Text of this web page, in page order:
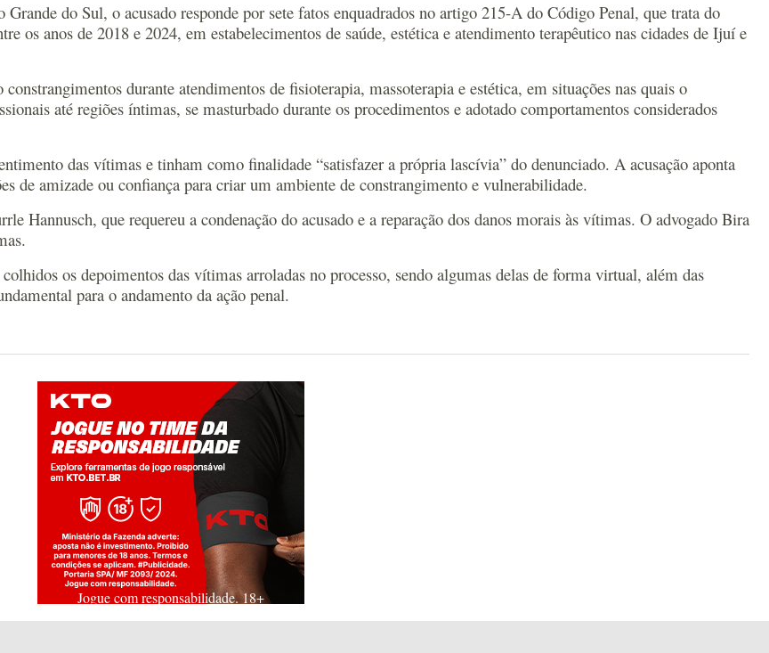
do Sul, o acusado responde por sete fatos enquadrados no artigo 215-A do Código Penal, que trata do
os anos de 2018 e 2024, em estabelecimentos de saúde, estética e atendimento terapêutico nas cidades de Ijuí e
durante atendimentos de fisioterapia, massoterapia e estética, em situações nas quais o
até regiões íntimas, se masturbado durante os procedimentos e adotado comportamentos considerados
das vítimas e tinham como finalidade “satisfazer a própria lascívia” do denunciado. A acusação aponta
de amizade ou confiança para criar um ambiente de constrangimento e vulnerabilidade.
Hannusch, que requereu a condenação do acusado e a reparação dos danos morais às vítimas. O advogado Bira
os depoimentos das vítimas arroladas no processo, sendo algumas delas de forma virtual, além das
para o andamento da ação penal.
Jogue com responsabilidade. 18+